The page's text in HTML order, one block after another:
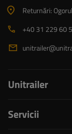
Returnări:
+40 31 229 60
Unitrailer
Servicii